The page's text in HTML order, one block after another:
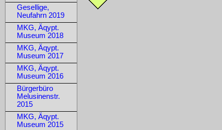
Gesellige,
Neufahrn 2019
MKG, Äqypt.
Museum 2018
MKG, Äqypt.
Museum 2017
MKG, Äqypt.
Museum 2016
Bürgerbüro
Melusinenstr.
2015
MKG, Äqypt.
Museum 2015